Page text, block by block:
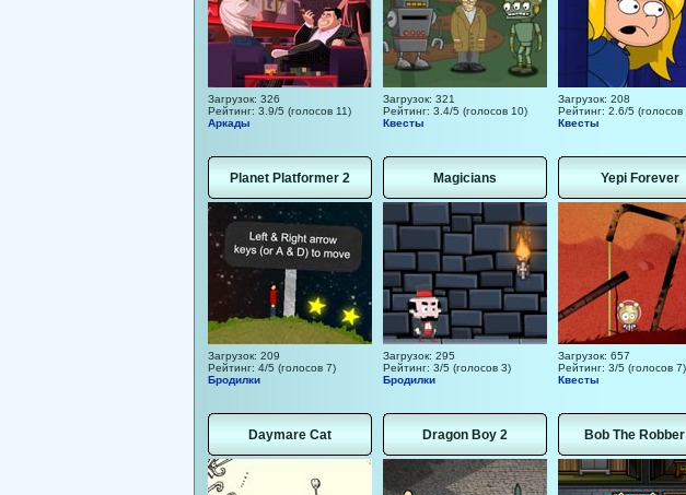
Загрузок: 326
Рейтинг: 3.9/5 (голосов 11)
Аркады
Загрузок: 321
Рейтинг: 3.4/5 (голосов 10)
Квесты
Загрузок: 208
Рейтинг: 2.6/5 (голосов
Квесты
Planet Platformer 2
Загрузок: 209
Рейтинг: 4/5 (голосов 7)
Бродилки
Magicians
Загрузок: 295
Рейтинг: 3/5 (голосов 3)
Бродилки
Yepi Forever
Загрузок: 657
Рейтинг: 3/5 (голосов 7)
Квесты
Daymare Cat Dragon Boy 2 Bob The